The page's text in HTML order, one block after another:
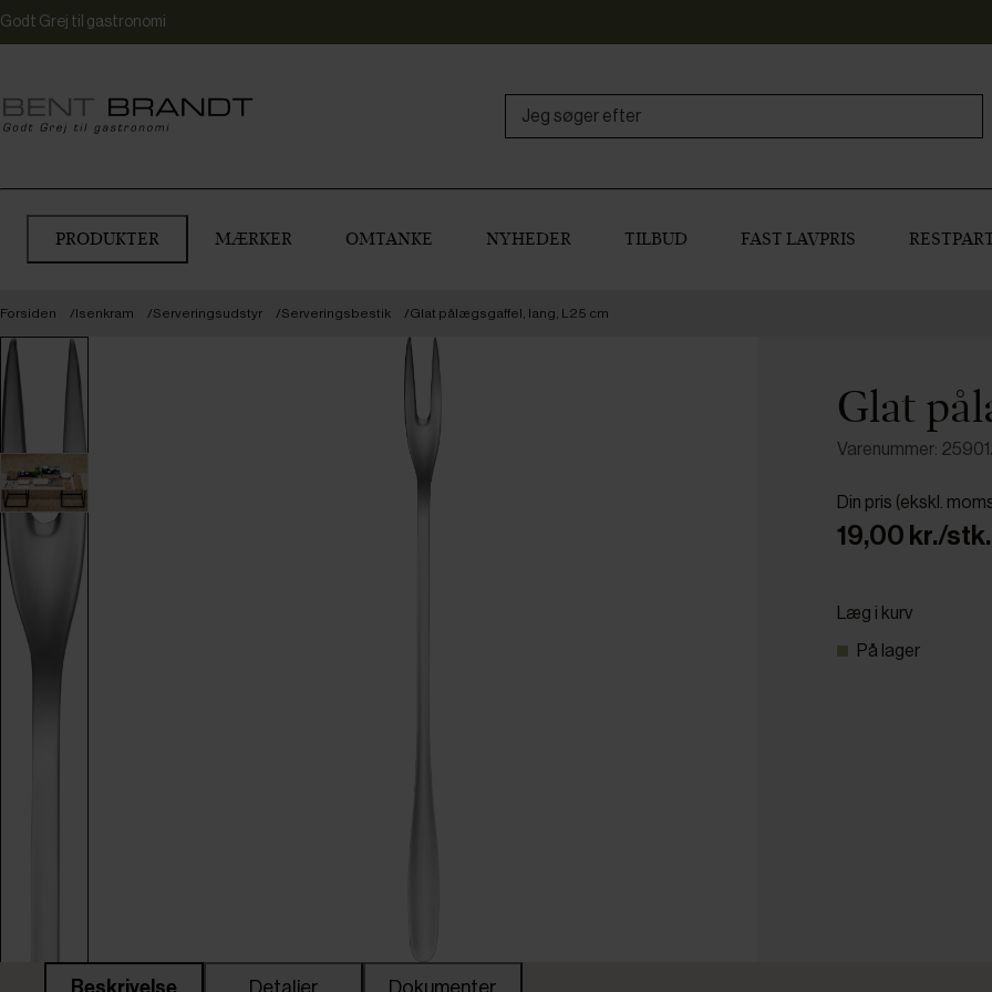
Godt Grej til gastronomi
PRODUKTER MÆRKER OMTANKE NYHEDER TILBUD FAST LAVPRIS
Forsiden Isenkram Serveringsudstyr Serveringsbestik Glat pålægsgaffel, lang, L25 cm
Glat
Varenummer:
Din pris (ekskl.
19,00 kr./stk.
Læg i kurv
På lager
Beskrivelse Detaljer Dokumenter